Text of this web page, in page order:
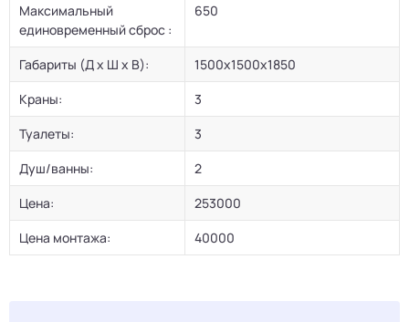
Максимальный
единовременный сброс :
650
Габариты (Д х Ш х В):
1500х1500х1850
Краны:
3
Туалеты:
3
Душ/ванны:
2
Цена:
253000
Цена монтажа:
40000